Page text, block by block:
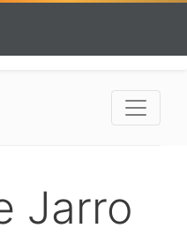
Jarro